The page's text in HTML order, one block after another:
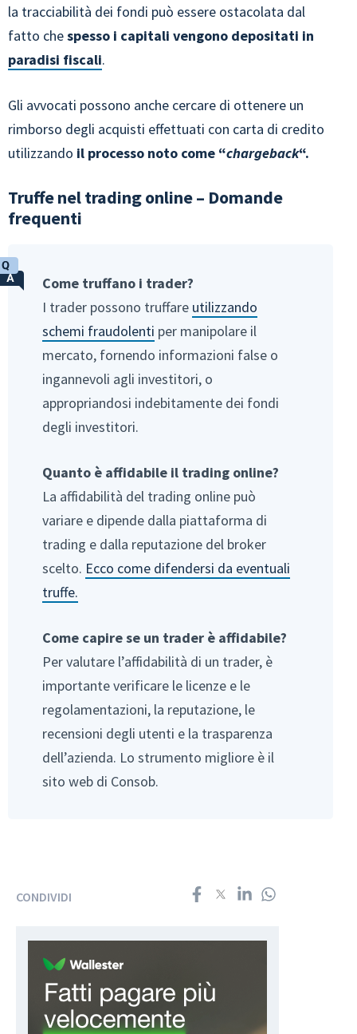
la tracciabilità dei fondi può essere ostacolata dal
fatto chespesso i capitali vengono depositati in
paradisi fiscali.
Gli avvocati possono anche cercare di ottenere un
rimborso degli acquisti effettuati con carta di credito
utilizzando il processo noto come “chargeback“.
Truffe nel trading online – Domande
frequenti
Come truffano i trader?
I trader possono truffare utilizzando
schemi fraudolenti per manipolare il
mercato, fornendo informazioni false o
ingannevoli agli investitori, o
appropriandosi indebitamente dei fondi
degli investitori.
Quanto è affidabile il trading online?
La affidabilità del trading online può
variare e dipende dalla piattaforma di
trading e dalla reputazione del broker
scelto. Ecco come difendersi da eventuali
truffe.
Come capire se un trader è affidabile?
Per valutare l’affidabilità di un trader, è
importante verificare le licenze e le
regolamentazioni, la reputazione, le
recensioni degli utenti e la trasparenza
dell’azienda. Lo strumento migliore è il
sito web di Consob.
CONDIVIDI